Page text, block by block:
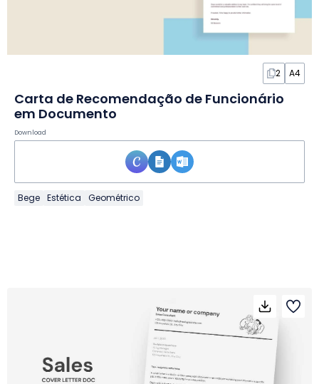
2 A4
Carta de Recomendação de Funcionário
em Documento
Download
Bege Estética Geométrico